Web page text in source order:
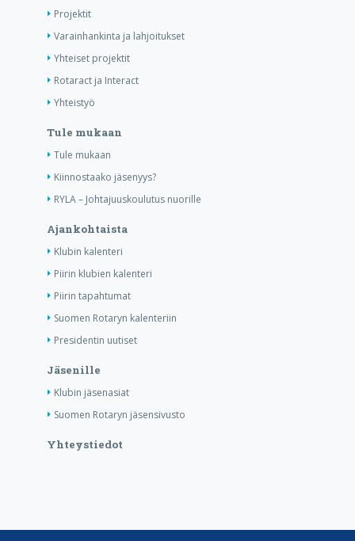
Projektit
Varainhankinta ja lahjoitukset
Yhteiset projektit
Rotaract ja Interact
Yhteistyö
Tule mukaan
Tule mukaan
Kiinnostaako jäsenyys?
RYLA – Johtajuuskoulutus nuorille
Ajankohtaista
Klubin kalenteri
Piirin klubien kalenteri
Piirin tapahtumat
Suomen Rotaryn kalenteriin
Presidentin uutiset
Jäsenille
Klubin jäsenasiat
Suomen Rotaryn jäsensivusto
Yhteystiedot